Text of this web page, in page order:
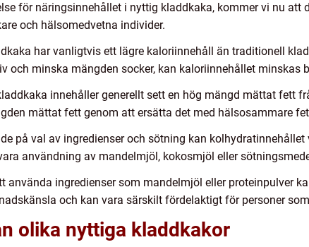
för näringsinnehållet i nyttig kladdkaka, kommer vi nu
och hälsomedvetna individer.
har vanligtvis ett lägre kaloriinnehåll än traditionell
och minska mängden socker, kan kaloriinnehållet minskas
innehåller generellt sett en hög mängd mättat fett
mättat fett genom att ersätta det med hälsosammare
på val av ingredienser och sötning kan
användning av mandelmjöl, kokosmjöl eller
använda ingredienser som mandelmjöl eller proteinpulver
och kan vara särskilt fördelaktigt för personer
olika nyttiga kladdkakor